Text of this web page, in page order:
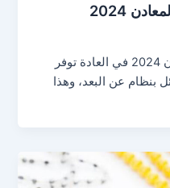
2024
أفضل أجهزة الكشف عن المعادن 2024 في العادة توفر
بنظام عن البعد، وهذا